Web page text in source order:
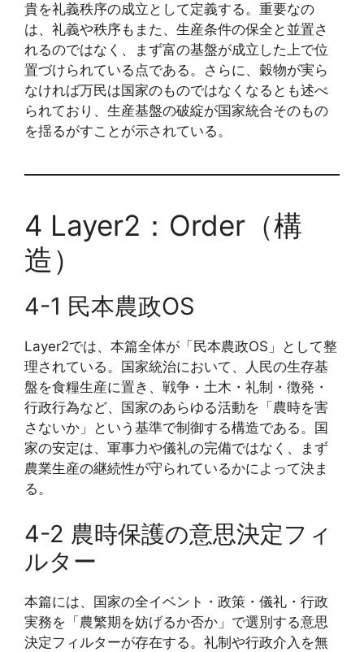
貴を礼義秩序の成立として定義する。重要なの
は、礼義や秩序もまた、生産条件の保全と並置さ
れるのではなく、まず富の基盤が成立した上で位
置づけられている点である。さらに、穀物が実ら
なければ万民は国家のものではなくなるとも述べ
られており、生産基盤の破綻が国家統合そのもの
を揺るがすことが示されている。
4 Layer2：Order（構
造）
4-1 民本農政OS
Layer2では、本篇全体が「民本農政OS」として整
理されている。国家統治において、人民の生存基
盤を食糧生産に置き、戦争・土木・礼制・徴発・
行政行為など、国家のあらゆる活動を「農時を害
さないか」という基準で制御する構造である。国
家の安定は、軍事力や儀礼の完備ではなく、まず
農業生産の継続性が守られているかによって決ま
る。
4-2 農時保護の意思決定フィ
ルター
本篇には、国家の全イベント・政策・儀礼・行政
実務を「農繁期を妨げるか否か」で選別する意思
決定フィルターが存在する。礼制や行政介入を無